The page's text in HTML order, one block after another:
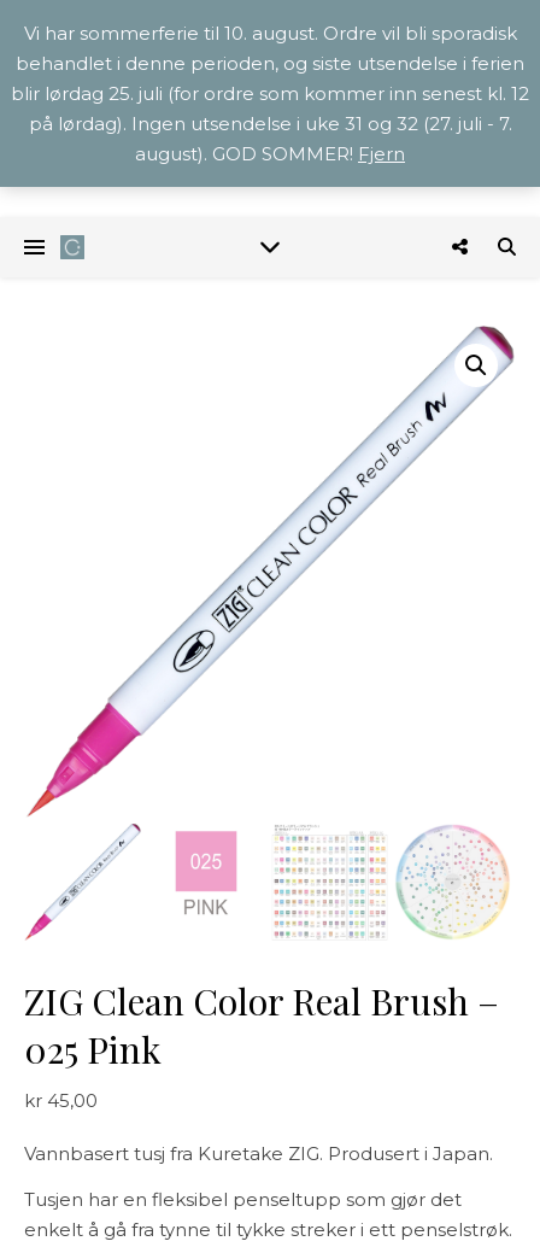
ZIG Clean Color Real Brush –
025 Pink
kr 45,00
Vannbasert tusj fra Kuretake ZIG. Produsert i Japan.
Tusjen har en fleksibel penseltupp som gjør det
enkelt å gå fra tynne til tykke streker i ett penselstrøk.
Vi har sommerferie til 10. august. Ordre vil bli sporadisk
behandlet i denne perioden, og siste utsendelse i ferien
blir lørdag 25. juli (for ordre som kommer inn senest kl. 12
på lørdag). Ingen utsendelse i uke 31 og 32 (27. juli - 7.
august). GOD SOMMER! Fjern